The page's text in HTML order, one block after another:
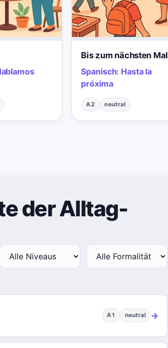
Bis zum nächsten Mal
Spanisch: Hasta la
próxima
A2 neutral
der Alltag-
A1 neutral →